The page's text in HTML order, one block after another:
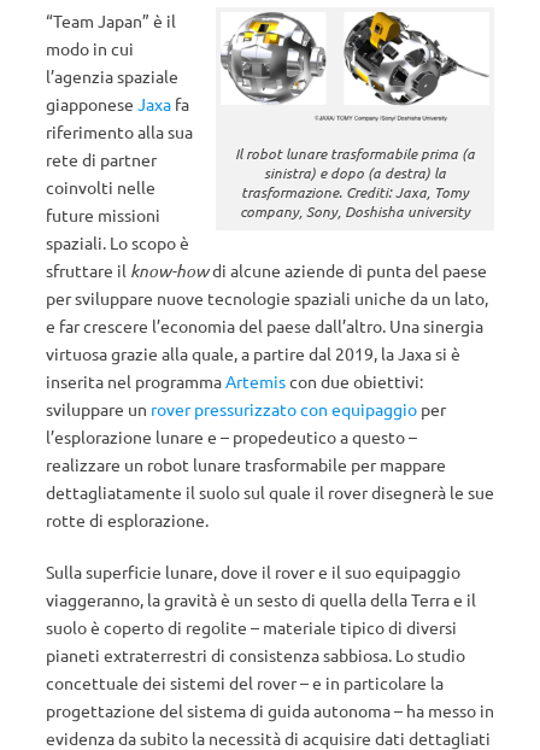
Il robot lunare trasformabile prima (a
sinistra) e dopo (a destra) la
trasformazione. Crediti: Jaxa, Tomy
company, Sony, Doshisha university
“Team Japan” è il
modo in cui
l’agenzia spaziale
giapponese Jaxa fa
riferimento alla sua
rete di partner
coinvolti nelle
future missioni
spaziali. Lo scopo è
sfruttare il know-howdi alcune aziende di punta del paese
per sviluppare nuove tecnologie spaziali uniche da un lato,
e far crescere l’economia del paese dall’altro. Una sinergia
virtuosa grazie alla quale, a partire dal 2019, la Jaxa si è
inserita nel programmaArtemiscon due obiettivi:
sviluppare un rover pressurizzato con equipaggio per
l’esplorazione lunare e – propedeutico a questo –
realizzare un robot lunare trasformabile per mappare
dettagliatamente il suolo sul quale il rover disegnerà le sue
rotte di esplorazione.
Sulla superficie lunare, dove il rover e il suo equipaggio
viaggeranno, la gravità è un sesto di quella della Terra e il
suolo è coperto di regolite – materiale tipico di diversi
pianeti extraterrestri di consistenza sabbiosa. Lo studio
concettuale dei sistemi del rover – e in particolare la
progettazione del sistema di guida autonoma – ha messo in
evidenza da subito la necessità di acquisire dati dettagliati